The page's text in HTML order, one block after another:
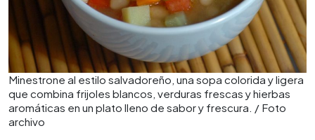
Minestrone al estilo salvadoreño, una sopa colorida y ligera
que combina frijoles blancos, verduras frescas y hierbas
aromáticas en un plato lleno de sabor y frescura. / Foto
archivo